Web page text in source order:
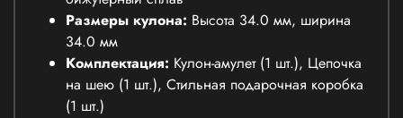
Размеры кулона: Высота 34.0 мм, ширина
34.0 мм
Комплектация: Кулон-амулет (1 шт.), Цепочка
на шею (1 шт.), Стильная подарочная коробка
(1 шт.)